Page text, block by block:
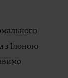
з Ілоною